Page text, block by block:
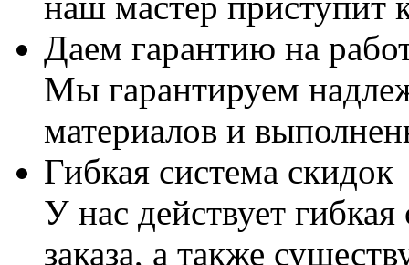
Даем гарантию на
Мы гарантируем
материалов и
Гибкая система скидок
У нас действует
заказа, а также